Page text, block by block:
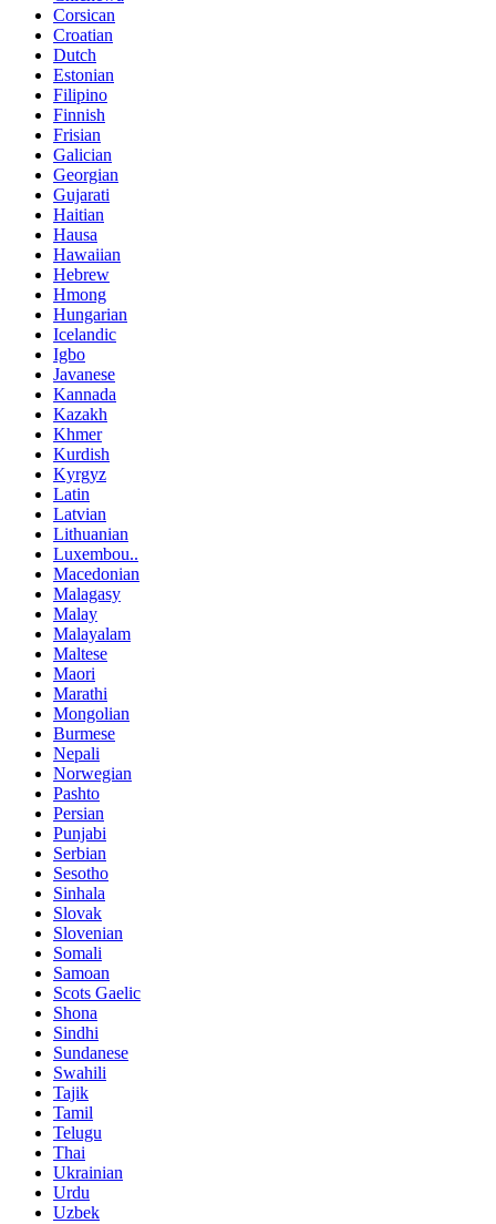
Corsican
Croatian
Dutch
Estonian
Filipino
Finnish
Frisian
Galician
Georgian
Gujarati
Haitian
Hausa
Hawaiian
Hebrew
Hmong
Hungarian
Icelandic
Igbo
Javanese
Kannada
Kazakh
Khmer
Kurdish
Kyrgyz
Latin
Latvian
Lithuanian
Luxembou..
Macedonian
Malagasy
Malay
Malayalam
Maltese
Maori
Marathi
Mongolian
Burmese
Nepali
Norwegian
Pashto
Persian
Punjabi
Serbian
Sesotho
Sinhala
Slovak
Slovenian
Somali
Samoan
Scots Gaelic
Shona
Sindhi
Sundanese
Swahili
Tajik
Tamil
Telugu
Thai
Ukrainian
Urdu
Uzbek